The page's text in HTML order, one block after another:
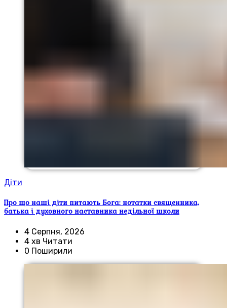
Діти
Про що наші діти питають Бога: нотатки священника,
батька і духовного наставника недільної школи
4 Серпня, 2026
4 хв Читати
0 Поширили